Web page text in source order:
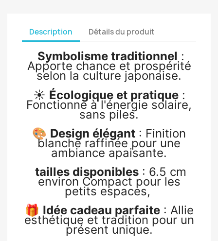
Description Détails du produit
Symbolisme traditionnel :
Apporte chance et prospérité
selon la culture japonaise.
☀️ Écologique et pratique:
Fonctionne à l'énergie solaire,
sans piles.
🎨 Design élégant : Finition
blanche raffinée pour une
ambiance apaisante.
tailles disponibles: 6.5 cm
environ Compact pour les
petits espaces,
🎁 Idée cadeau parfaite: Allie
esthétique et tradition pour un
présent unique.